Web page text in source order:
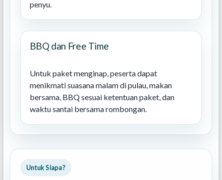
penyu.
BBQ dan Free Time
Untuk paket menginap, peserta dapat
menikmati suasana malam di pulau, makan
bersama, BBQ sesuai ketentuan paket, dan
waktu santai bersama rombongan.
Untuk Siapa?